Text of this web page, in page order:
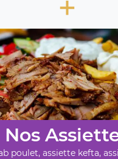
Nos
poulet, assiette kefta,